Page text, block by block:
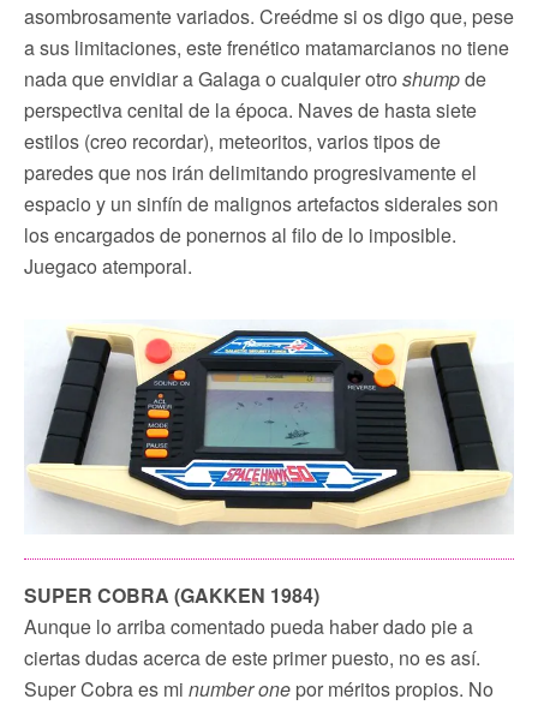
asombrosamente variados. Creédme si os digo que, pese
a sus limitaciones, este frenético matamarcianos no tiene
nada que envidiar a Galaga o cualquier otro shumpde
perspectiva cenital de la época. Naves de hasta siete
estilos (creo recordar), meteoritos, varios tipos de
paredes que nos irán delimitando progresivamente el
espacio y un sinfín de malignos artefactos siderales son
los encargados de ponernos al filo de lo imposible.
Juegaco atemporal.
SUPER COBRA (GAKKEN 1984)
Aunque lo arriba comentado pueda haber dado pie a
ciertas dudas acerca de este primer puesto, no es así.
Super Cobra es mi number one por méritos propios. No